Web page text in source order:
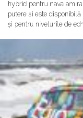
hybrid pentru nava
putere și este
și pentru nivelurile de